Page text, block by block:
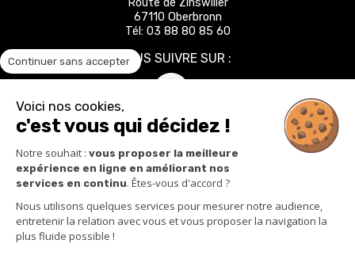
67110 Oberbronn
Tél: 03 88 80 85 60
NOUS SUIVRE SUR :
SOTRAVEST
EMPLOI
Continuer sans accepter
Voici nos cookies,
c'est vous qui décidez !
Notre souhait : vous proposer la meilleure
expérience en ligne en améliorant nos
services en continu. Êtes-vous d'accord ?
Nous utilisons quelques services pour mesurer notre audience,
entretenir la relation avec vous et vous proposer la navigation la
plus fluide possible !